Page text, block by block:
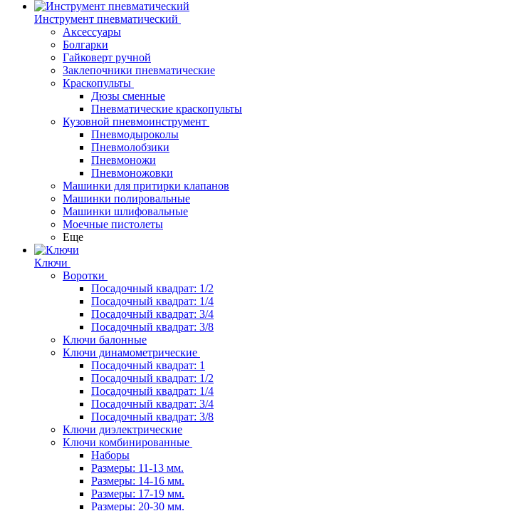
Инструмент пневматический
Аксессуары
Болгарки
Гайковерт ручной
Заклепочники пневматические
Краскопульты
Дюзы сменные
Пневматические краскопульты
Кузовной пневмоинструмент
Пневмодыроколы
Пневмолобзики
Пневмоножи
Пневмоножовки
Машинки для притирки клапанов
Машинки полировальные
Машинки шлифовальные
Моечные пистолеты
Еще
Ключи
Воротки
Посадочный квадрат: 1/2
Посадочный квадрат: 1/4
Посадочный квадрат: 3/4
Посадочный квадрат: 3/8
Ключи балонные
Ключи динамометрические
Посадочный квадрат: 1
Посадочный квадрат: 1/2
Посадочный квадрат: 1/4
Посадочный квадрат: 3/4
Посадочный квадрат: 3/8
Ключи диэлектрические
Ключи комбинированные
Наборы
Размеры: 11-13 мм.
Размеры: 14-16 мм.
Размеры: 17-19 мм.
Размеры: 20-30 мм.